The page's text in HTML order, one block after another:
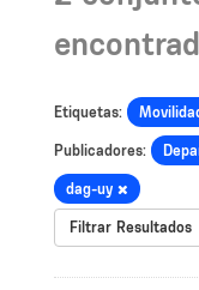
Etiquetas:
Publicadores:
dag-uy
Filtrar Resultados